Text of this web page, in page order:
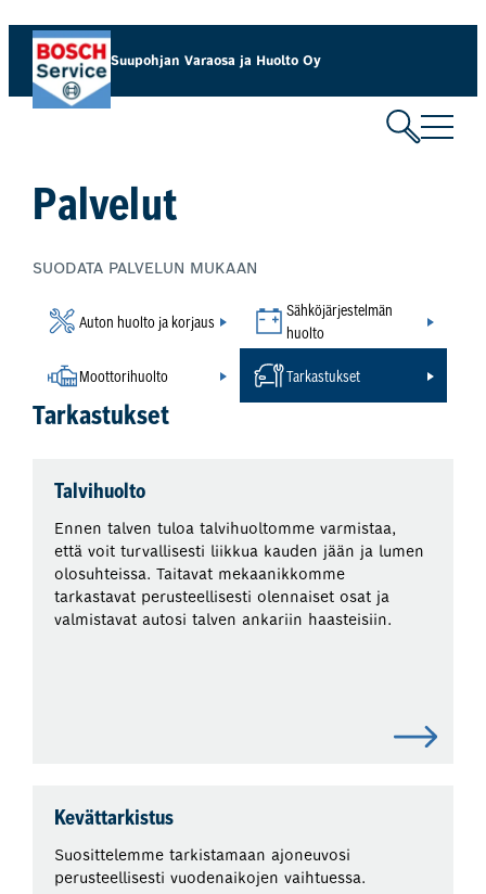
Siirry
sisältöön
Suupohjan Varaosa ja Huolto Oy
Palvelut
SUODATA PALVELUN MUKAAN
Auton huolto ja korjaus
Sähköjärjestelmän
huolto
Moottorihuolto Tarkastukset
Tarkastukset
Talvihuolto
Ennen talven tuloa talvihuoltomme varmistaa,
että voit turvallisesti liikkua kauden jään ja lumen
olosuhteissa. Taitavat mekaanikkomme
tarkastavat perusteellisesti olennaiset osat ja
valmistavat autosi talven ankariin haasteisiin.
Kevättarkistus
Suosittelemme tarkistamaan ajoneuvosi
perusteellisesti vuodenaikojen vaihtuessa.